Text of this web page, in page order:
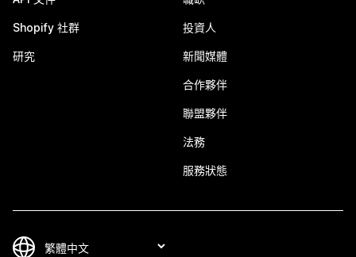
Shopify 社群
研究
投資人
新聞媒體
合作夥伴
聯盟夥伴
法務
服務狀態